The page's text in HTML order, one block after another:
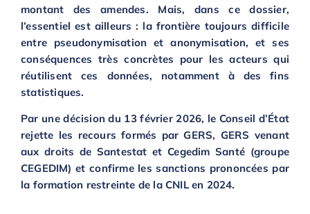
montant des amendes. Mais, dans ce dossier,
l’essentiel est ailleurs : la frontière toujours difficile
entre pseudonymisation et anonymisation, et ses
conséquences très concrètes pour les acteurs qui
réutilisent ces données, notamment à des fins
statistiques.
Par une décision du 13 février 2026, le Conseil d’État
rejette les recours formés par GERS, GERS venant
aux droits de Santestat et Cegedim Santé (groupe
CEGEDIM) et confirme les sanctions prononcées par
la formation restreinte de la CNIL en 2024.